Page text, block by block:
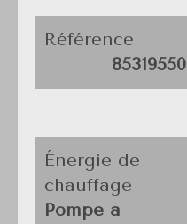
Référence
85319550
Énergie de
chauffage
Pompe à